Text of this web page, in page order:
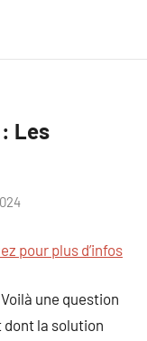
Les
pour plus d’infos
une question
dont la solution